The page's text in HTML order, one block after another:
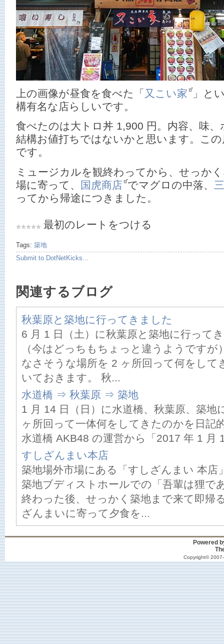
上の画像が昼食を食べた「 又こい家
」と
構有名な店らしいです。
食べたのは大トロ丼 1,900 円。内容、味
結構お値打ちではないかと思います。こ
です。
ミュージカルを観終わってから、せっか
場に寄って、
国虎商店 でマグロの中落、
ってから帰途につきました。
最初のレートをつける
Tags: 築地
Submit to DotNetKicks...
関連するブログ
秋葉原と築地に行ってきました
6 月 1 日（土）に秋葉原と築地に行って
（今はどっちもちょっと違うようです
なさそうな場所を 2 ヶ所回って何をして
いておきます。 秋...
水道橋 ⇒ 秋葉原 ⇒ 築地
1 月 14 日（日）に水道橋、秋葉原、築地
ヶ所回って一体何をしてきたのかを日記
水道橋 AKB48 の運営から「2017 年 1 月
すしざんまい本店
築地場外市場にある「すしざんまい 本店
築地ブディストホールでの「吾輩は狸で
終わった後、せっかく築地まで来て即帰
ざんまいに寄って夕食を...
Powered
Copyright©